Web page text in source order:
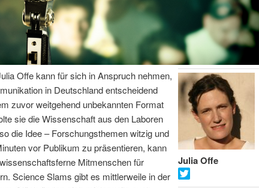
Julia Offe
Offe kann für sich in Anspruch nehmen,
in Deutschland entscheidend
zuvor weitgehend unbekannten Format
sie die Wissenschaft aus den Laboren
die Idee – Forschungsthemen witzig und
vor Publikum zu präsentieren, kann
Mitmenschen für
Science Slams gibt es mittlerweile in der